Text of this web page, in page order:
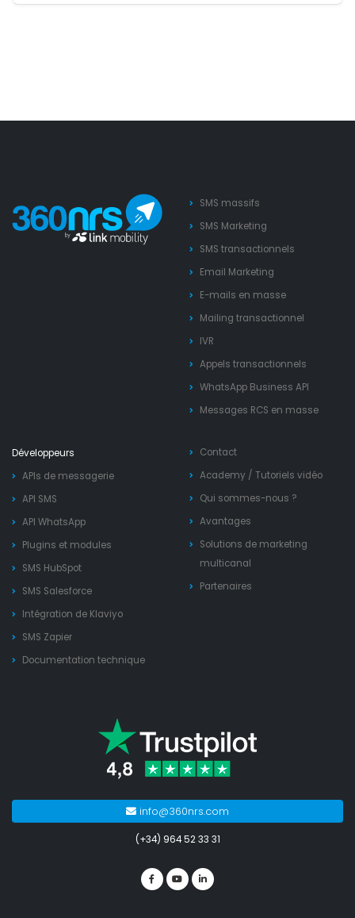
SMS massifs
SMS Marketing
SMS transactionnels
Email Marketing
E-mails en masse
Mailing transactionnel
IVR
Appels transactionnels
WhatsApp Business API
Messages RCS en masse
Développeurs
APIs de messagerie
API SMS
API WhatsApp
Plugins et modules
SMS HubSpot
SMS Salesforce
Intégration de Klaviyo
SMS Zapier
Documentation technique
Contact
Academy / Tutoriels vidéo
Qui sommes-nous ?
Avantages
Solutions de marketing
multicanal
Partenaires
info@360nrs.com
(+34) 964 52 33 31